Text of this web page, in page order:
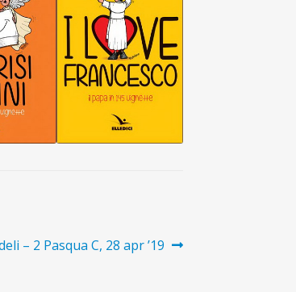
– 2 Pasqua C, 28 apr ’19